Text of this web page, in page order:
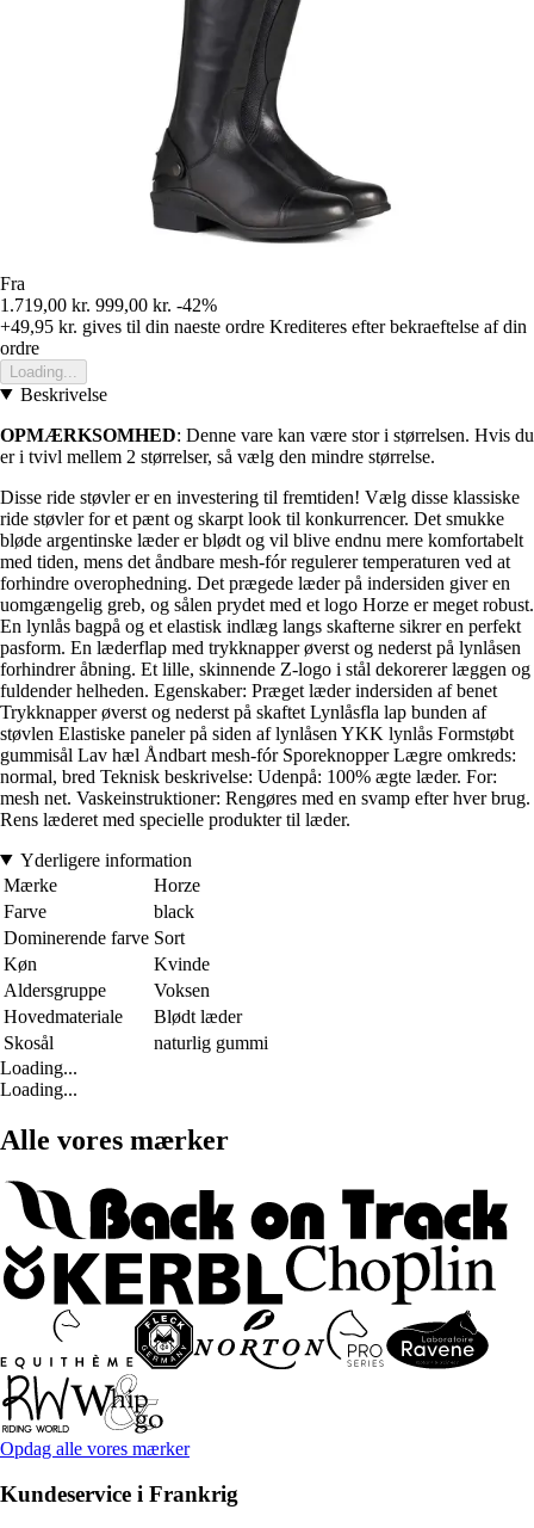
Fra
1.719,00 kr. 999,00 kr. -42%
+49,95 kr. gives til din naeste ordre Krediteres efter bekraeftelse af din
ordre
Loading...
Beskrivelse
OPMÆRKSOMHED: Denne vare kan være stor i størrelsen. Hvis du
er i tvivl mellem 2 størrelser, så vælg den mindre størrelse.
Disse ride støvler er en investering til fremtiden! Vælg disse klassiske
ride støvler for et pænt og skarpt look til konkurrencer. Det smukke
bløde argentinske læder er blødt og vil blive endnu mere komfortabelt
med tiden, mens det åndbare mesh-fór regulerer temperaturen ved at
forhindre overophedning. Det prægede læder på indersiden giver en
uomgængelig greb, og sålen prydet med et logo Horze er meget robust.
En lynlås bagpå og et elastisk indlæg langs skafterne sikrer en perfekt
pasform. En læderflap med trykknapper øverst og nederst på lynlåsen
forhindrer åbning. Et lille, skinnende Z-logo i stål dekorerer læggen og
fuldender helheden. Egenskaber: Præget læder indersiden af benet
Trykknapper øverst og nederst på skaftet Lynlåsfla lap bunden af
støvlen Elastiske paneler på siden af lynlåsen YKK lynlås Formstøbt
gummisål Lav hæl Åndbart mesh-fór Sporeknopper Lægre omkreds:
normal, bred Teknisk beskrivelse: Udenpå: 100% ægte læder. For:
mesh net. Vaskeinstruktioner: Rengøres med en svamp efter hver brug.
Rens læderet med specielle produkter til læder.
Yderligere information
Mærke
Horze
Farve
black
Dominerende farve Sort
Køn
Kvinde
Aldersgruppe
Voksen
Hovedmateriale
Blødt læder
Skosål
naturlig gummi
Loading...
Loading...
Alle vores mærker
Opdag alle vores mærker
Kundeservice i Frankrig